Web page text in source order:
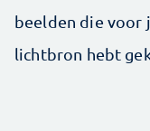
beelden die voor
lichtbron hebt